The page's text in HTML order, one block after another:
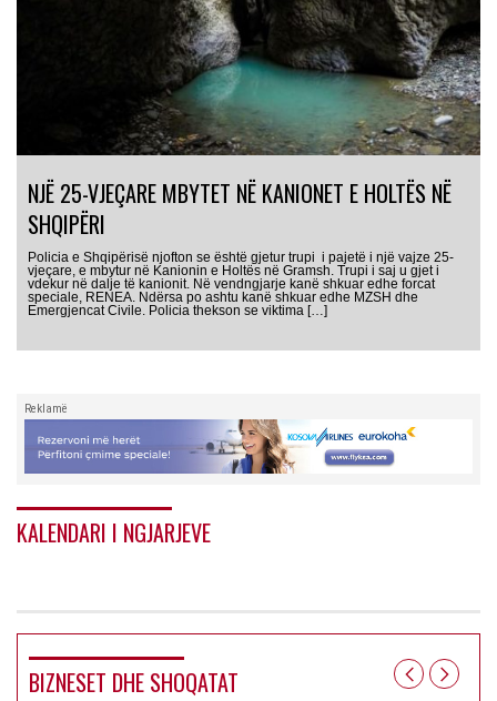
NJË 25-VJEÇARE MBYTET NË KANIONET E HOLTËS NË
SHQIPËRI
Policia e Shqipërisë njofton se është gjetur trupi i pajetë i një vajze 25-
vjeçare, e mbytur në Kanionin e Holtës në Gramsh. Trupi i saj u gjet i
vdekur në dalje të kanionit. Në vendngjarje kanë shkuar edhe forcat
speciale, RENEA. Ndërsa po ashtu kanë shkuar edhe MZSH dhe
Emergjencat Civile. Policia thekson se viktima […]
Reklamë
KALENDARI I NGJARJEVE
BIZNESET DHE SHOQATAT